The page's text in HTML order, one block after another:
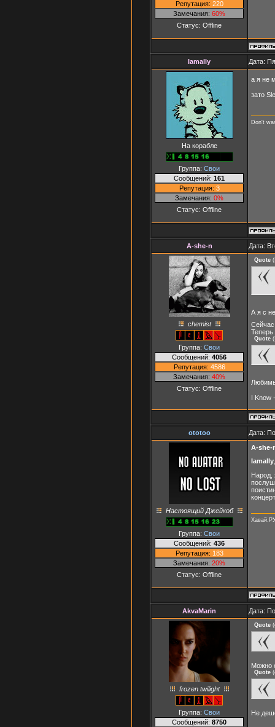
Репутация: 220
Замечания: 60%
Статус: Offline
Iamally Дата:
На корабле
Группа: Свои
Сообщений: 161
Репутация: 3
Замечания: 0%
Статус: Offline
а я не
зато
Don't
A-she-n Дата:
chemist
Группа: Свои
Сообщений: 4056
Репутация: 4586
Замечания: 40%
Статус: Offline
Quote (
А я с
Сейчас
Quote (
I Know
ototoo Дата:
Настоящий Джейкоб
Группа: Свои
Сообщений: 436
Репутация: 183
Замечания: 20%
Статус: Offline
A-she-
Iamally
Народ,
AkvaMarin Дата:
frozen twilight
Группа: Свои
Сообщений: 8750
Quote (
Можно
Quote (
Не